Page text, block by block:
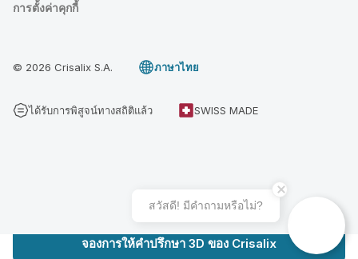
จองการให้คำปรึกษา 3D ของ Crisalix
การตั้งค่าคุกกี้
© 2026 Crisalix S.A. ภาษาไทย
ได้รับการพิสูจน์ทางสถิติแล้ว SWISS MADE
สวัสดี! มีคําถามหรือไม่?